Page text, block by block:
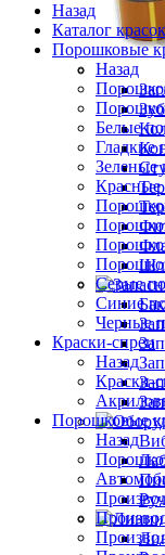
Назад
Каталог красок
Порошковые
Назад
Белые
Гладкие
Зеленые
Красные
Серые
Синие
Черные
Краски-спреи
Назад
Краски-
Порошковые
Назад